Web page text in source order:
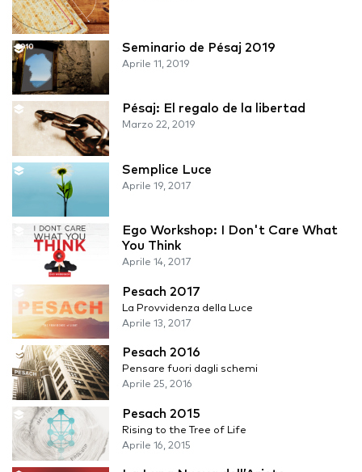
Seminario de Pésaj 2019
Aprile 11, 2019
Pésaj: El regalo de la libertad
Marzo 22, 2019
Semplice Luce
Aprile 19, 2017
Ego Workshop: I Don't Care What
You Think
Aprile 14, 2017
Pesach 2017
La Provvidenza della Luce
Aprile 13, 2017
Pesach 2016
Pensare fuori dagli schemi
Aprile 25, 2016
Pesach 2015
Rising to the Tree of Life
Aprile 16, 2015